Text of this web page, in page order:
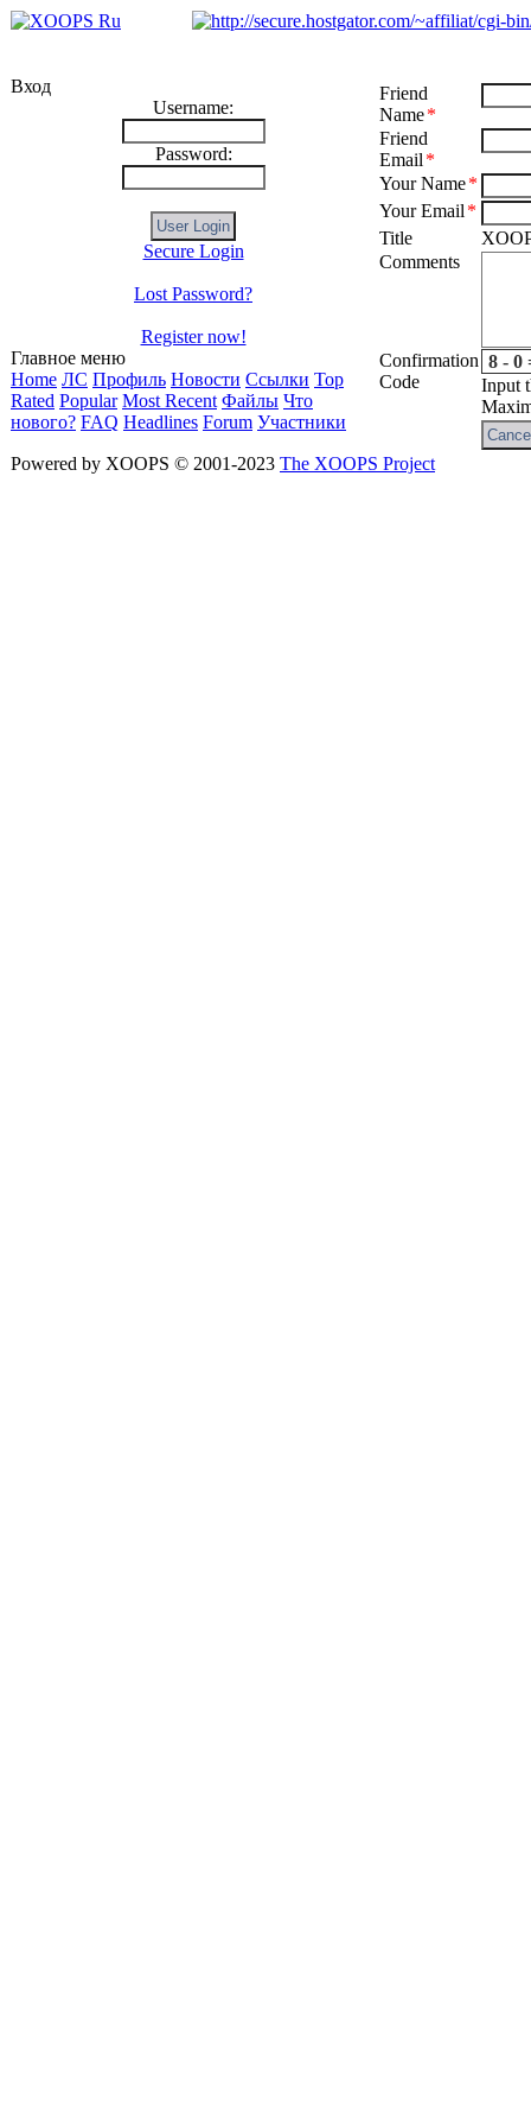
Вход
Username:
Password:
Secure Login
Lost Password?
Register now!
Главное меню
Home ЛС Профиль Новости Ссылки Top
Rated Popular Most Recent Файлы Что
нового? FAQ Headlines Forum Участники
Friend
Name*
Friend
Email *
Your Name*
Your Email *
Title
Comments
Confirmation
Code
8 - 0
Input
Powered by XOOPS © 2001-2023 The XOOPS Project